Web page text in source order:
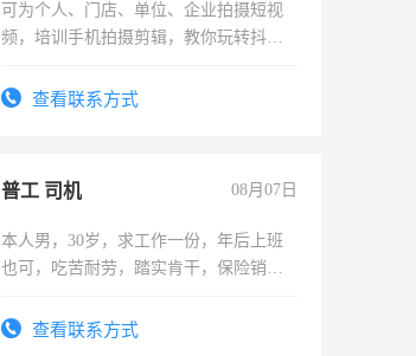
可为个人、门店、单位、企业拍摄短视
频，培训手机拍摄剪辑，教你玩转抖音
频，培训手机拍摄剪辑，教你玩转抖
查看联系方式
普工 司机 08月07日
本人男，30岁，求工作一份，年后上班
也可，吃苦耐劳，踏实肯干，保险销售
查看联系方式